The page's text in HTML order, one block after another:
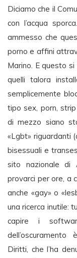
Diciamo che il
con l’acqua
ammesso che
porno e affini
Marino. E questo
quelli talora
semplicemente
tipo sex, porn,
di mezzo siano
«Lgbt» riguardanti
bisessuali e
sito nazionale di
provarci per ore, a
anche «gay» o
una ricerca inutile:
capire i
Diritti, che l’ha